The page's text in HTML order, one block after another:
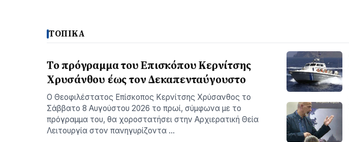
ΤΟΠΙΚΑ
Το πρόγραμμα του Επισκόπου Κερνίτσης
Χρυσάνθου έως τον Δεκαπενταύγουστο
Ο Θεοφιλέστατος Επίσκοπος Κερνίτσης Χρύσανθος το
Σάββατο 8 Αυγούστου 2026 το πρωί, σύμφωνα με το
πρόγραμμα του, θα χοροστατήσει στην Αρχιερατική Θεία
Λειτουργία στον πανηγυρίζοντα …